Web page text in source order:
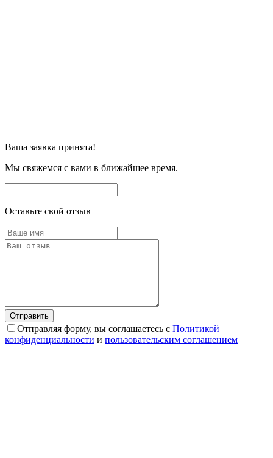
Ваша заявка принята!
Мы свяжемся с вами в ближайшее время.
Оставьте свой отзыв
Отправляя форму, вы соглашаетесь с Политикой
конфиденциальности и пользовательским соглашением